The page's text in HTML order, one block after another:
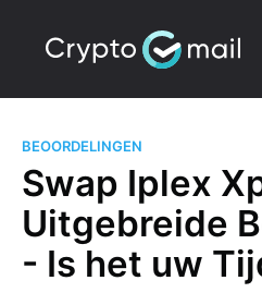
BEOORDELINGEN
Swap Iplex
Uitgebreide
- Is het uw